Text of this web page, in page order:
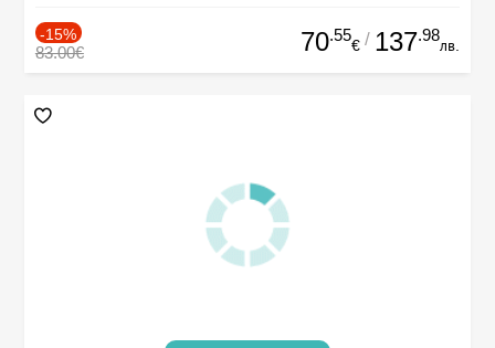
-15%
83.00€ 70.55
€ / 137.98
лв.